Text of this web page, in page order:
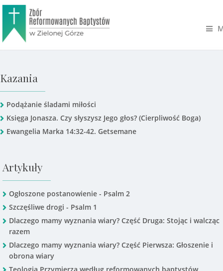
Kazania
Podążanie śladami miłości
Księga Jonasza. Czy słyszysz Jego głos? (Cierpliwość Boga)
Ewangelia Marka 14:32-42. Getsemane
Artykuły
Ogłoszone postanowienie - Psalm 2
Szczęśliwe drogi - Psalm 1
Dlaczego mamy wyznania wiary? Część Druga: Stojąc i walcząc
razem
Dlaczego mamy wyznania wiary? Część Pierwsza: Głoszenie i
obrona wiary